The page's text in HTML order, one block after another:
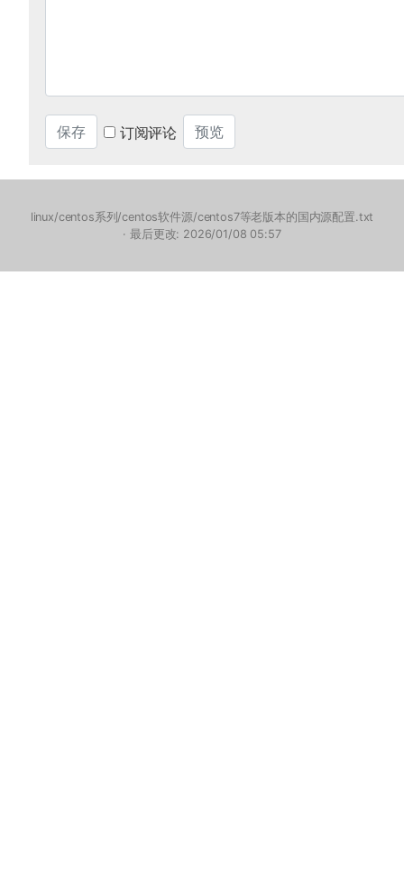
订阅评论
linux/centos系列/centos软件源/centos7等老版本的国内源配置.txt
· 最后更改: 2026/01/08 05:57